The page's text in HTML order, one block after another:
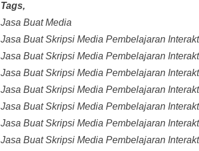
Tags,
Jasa Buat Media
Jasa Buat Skripsi Media Pembelajaran
Jasa Buat Skripsi Media Pembelajaran
Jasa Buat Skripsi Media Pembelajaran
Jasa Buat Skripsi Media Pembelajaran
Jasa Buat Skripsi Media Pembelajaran
Jasa Buat Skripsi Media Pembelajaran
Jasa Buat Skripsi Media Pembelajaran